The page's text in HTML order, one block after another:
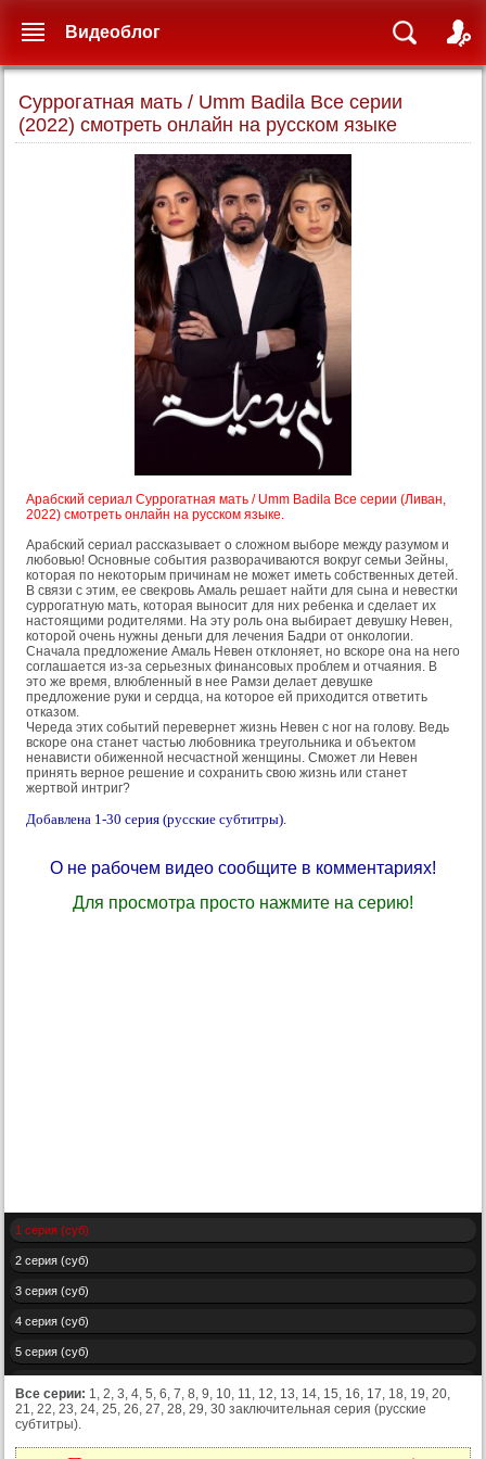
Суррогатная мать / Umm Badila Все серии
(2022) смотреть онлайн на русском языке
Арабский сериал Суррогатная мать / Umm Badila Все серии (Ливан,
2022) смотреть онлайн на русском языке.
Арабский сериал рассказывает о сложном выборе между разумом и
любовью! Основные события разворачиваются вокруг семьи Зейны,
которая по некоторым причинам не может иметь собственных детей.
В связи с этим, ее свекровь Амаль решает найти для сына и невестки
суррогатную мать, которая выносит для них ребенка и сделает их
настоящими родителями. На эту роль она выбирает девушку Невен,
которой очень нужны деньги для лечения Бадри от онкологии.
Сначала предложение Амаль Невен отклоняет, но вскоре она на него
соглашается из-за серьезных финансовых проблем и отчаяния. В
это же время, влюбленный в нее Рамзи делает девушке
предложение руки и сердца, на которое ей приходится ответить
отказом.
Череда этих событий перевернет жизнь Невен с ног на голову. Ведь
вскоре она станет частью любовника треугольника и объектом
ненависти обиженной несчастной женщины. Сможет ли Невен
принять верное решение и сохранить свою жизнь или станет
жертвой интриг?
Добавлена 1-30 серия (русские субтитры).
О не рабочем видео сообщите в комментариях!
Для просмотра просто нажмите на серию!
1 серия (суб)
2 серия (суб)
3 серия (суб)
4 серия (суб)
5 серия (суб)
7 серия (суб)
Все серии: 1, 2, 3, 4, 5, 6, 7, 8, 9, 10, 11, 12, 13, 14, 15, 16, 17, 18, 19, 20,
21, 22, 23, 24, 25, 26, 27, 28, 29, 30 заключительная серия (русские
субтитры).
Видеоблог